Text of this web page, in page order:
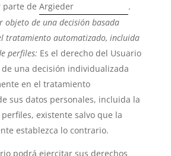
parte de Argieder
.
objeto de una decisión basada
tratamiento automatizado, incluida
perfiles: Es el derecho del Usuario
una decisión individualizada
en el tratamiento
sus datos personales, incluida la
existente salvo que la
establezca lo contrario.
podrá ejercitar sus derechos